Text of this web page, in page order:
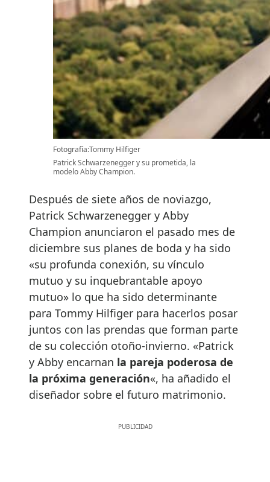
Fotografía:Tommy Hilfiger
Patrick Schwarzenegger y su prometida, la
modelo Abby Champion.
Después de siete años de noviazgo,
Patrick Schwarzenegger y Abby
Champion anunciaron el pasado mes de
diciembre sus planes de boda y ha sido
«su profunda conexión, su vínculo
mutuo y su inquebrantable apoyo
mutuo» lo que ha sido determinante
para Tommy Hilfiger para hacerlos posar
juntos con las prendas que forman parte
de su colección otoño-invierno. «Patrick
y Abby encarnan la pareja poderosa de
la próxima generación«, ha añadido el
diseñador sobre el futuro matrimonio.